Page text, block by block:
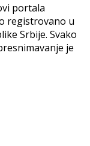
portala
registrovano u
Srbije. Svako
je